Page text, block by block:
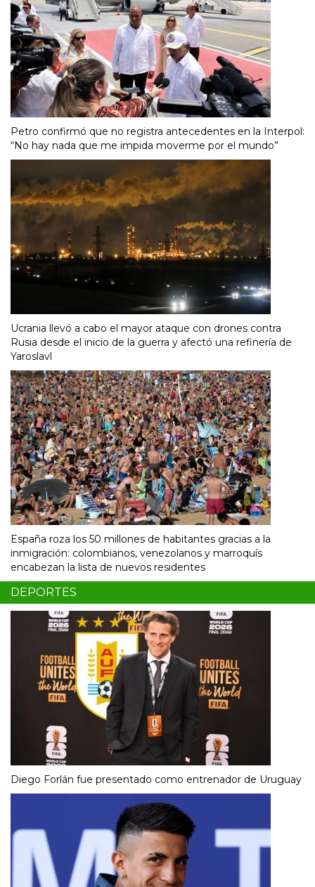
Petro confirmó que no registra antecedentes en la Interpol:
“No hay nada que me impida moverme por el mundo”
Ucrania llevó a cabo el mayor ataque con drones contra
Rusia desde el inicio de la guerra y afectó una refinería de
Yaroslavl
España roza los 50 millones de habitantes gracias a la
inmigración: colombianos, venezolanos y marroquís
encabezan la lista de nuevos residentes
DEPORTES
Diego Forlán fue presentado como entrenador de Uruguay